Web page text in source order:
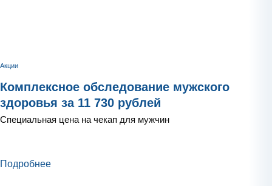
Акции
Комплексное обследование мужского
здоровья за 11 730 рублей
Специальная цена на чекап для мужчин
Подробнее